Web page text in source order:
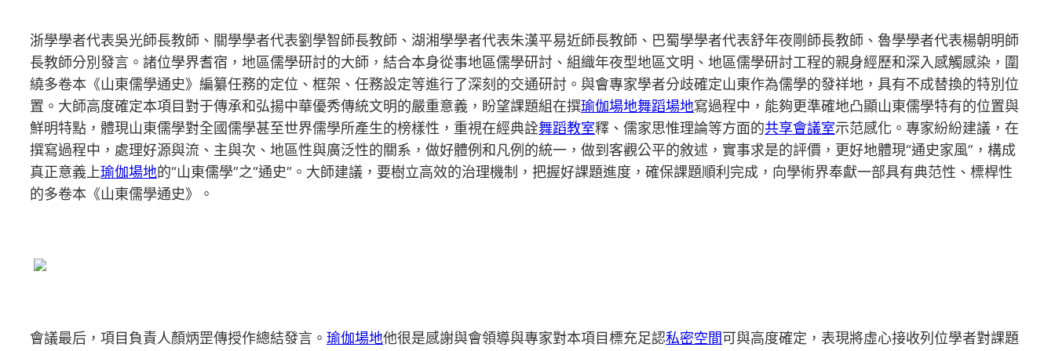
浙學學者代表吳光師長教師、關學學者代表劉學智師長教師、湖湘學學者代表朱漢平易近師長教師、巴蜀學學者代表舒年夜剛師長教師、魯學學者代表楊朝明師
長教師分別發言。諸位學界耆宿，地區儒學研討的大師，結合本身從事地區儒學研討、組織年夜型地區文明、地區儒學研討工程的親身經歷和深入感觸感染，圍
繞多卷本《山東儒學通史》編纂任務的定位、框架、任務設定等進行了深刻的交通研討。與會專家學者分歧確定山東作為儒學的發祥地，具有不成替換的特別位
置。大師高度確定本項目對于傳承和弘揚中華優秀傳統文明的嚴重意義，盼望課題組在撰瑜伽場地舞蹈場地寫過程中，能夠更準確地凸顯山東儒學特有的位置與
鮮明特點，體現山東儒學對全國儒學甚至世界儒學所產生的榜樣性，重視在經典詮舞蹈教室釋、儒家思惟理論等方面的共享會議室示范感化。專家紛紛建議，在
撰寫過程中，處理好源與流、主與次、地區性與廣泛性的關系，做好體例和凡例的統一，做到客觀公平的敘述，實事求是的評價，更好地體現“通史家風”，構成
真正意義上瑜伽場地的“山東儒學”之“通史”。大師建議，要樹立高效的治理機制，把握好課題進度，確保課題順利完成，向學術界奉獻一部具有典范性、標桿性
的多卷本《山東儒學通史》。
會議最后，項目負責人顏炳罡傳授作總結發言。 瑜伽場地他很是感謝與會領導與專家對本項目標充足認私密空間可與高度確定，表現將虛心接收列位學者對課題